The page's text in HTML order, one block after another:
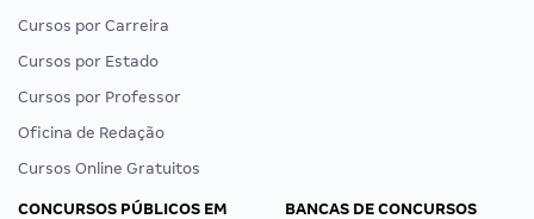
Cursos por Carreira
Cursos por Estado
Cursos por Professor
Oficina de Redação
Cursos Online Gratuitos
CONCURSOS PÚBLICOS EM
BANCAS DE CONCURSOS